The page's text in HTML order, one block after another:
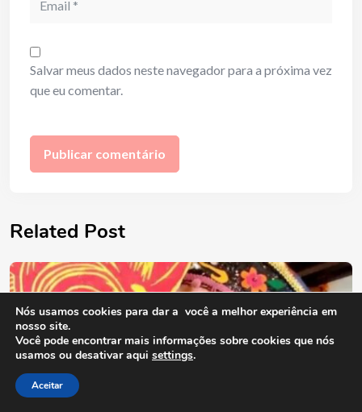
Salvar meus dados neste navegador para a próxima vez
que eu comentar.
Related Post
Nós usamos cookies para dar a você a melhor experiência em
nosso site.
Você pode encontrar mais informações sobre cookies que nós
usamos ou desativar aqui settings.
Aceitar